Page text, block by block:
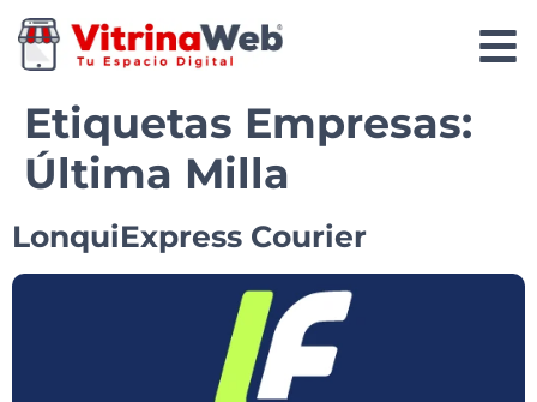
Etiquetas Empresas:
Última Milla
LonquiExpress Courier